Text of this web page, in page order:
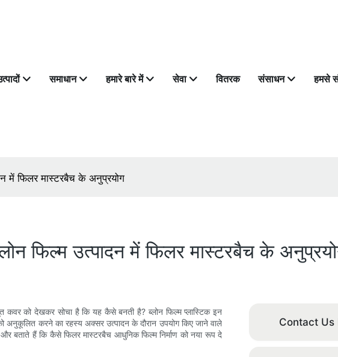
समाधान हमारे बारे में सेवा वितरक संसाधन हमसे
में फिलर मास्टरबैच के अनुप्रयोग
फिल्म उत्पादन में फिलर मास्टरबैच के
कवर को देखकर सोचा है कि यह कैसे बनती है? ब्लोन फिल्म प्लास्टिक इन
अनुकूलित करने का रहस्य अक्सर उत्पादन के दौरान उपयोग किए जाने वाले
बताते हैं कि कैसे फिलर मास्टरबैच आधुनिक फिल्म निर्माण को नया रूप दे
Contact Us